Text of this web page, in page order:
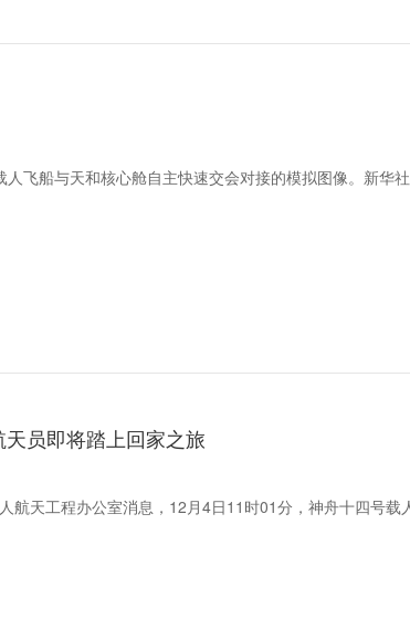
飞船与天和核心舱自主快速交会对接的模拟图像。新华
员即将踏上回家之旅
航天工程办公室消息，12月4日11时01分，神舟十四号载